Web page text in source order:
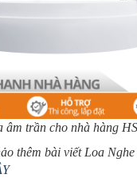
âm trần cho nhà hàng
thêm bài viết Loa